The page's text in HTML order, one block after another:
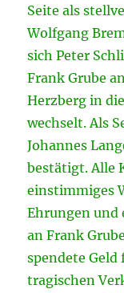
Seite als
Wolfgang
sich Peter
Frank Grube
Herzberg in
wechselt. Als
Johannes
bestätigt. Alle
einstimmiges
Ehrungen und
an Frank
spendete Geld
tragischen